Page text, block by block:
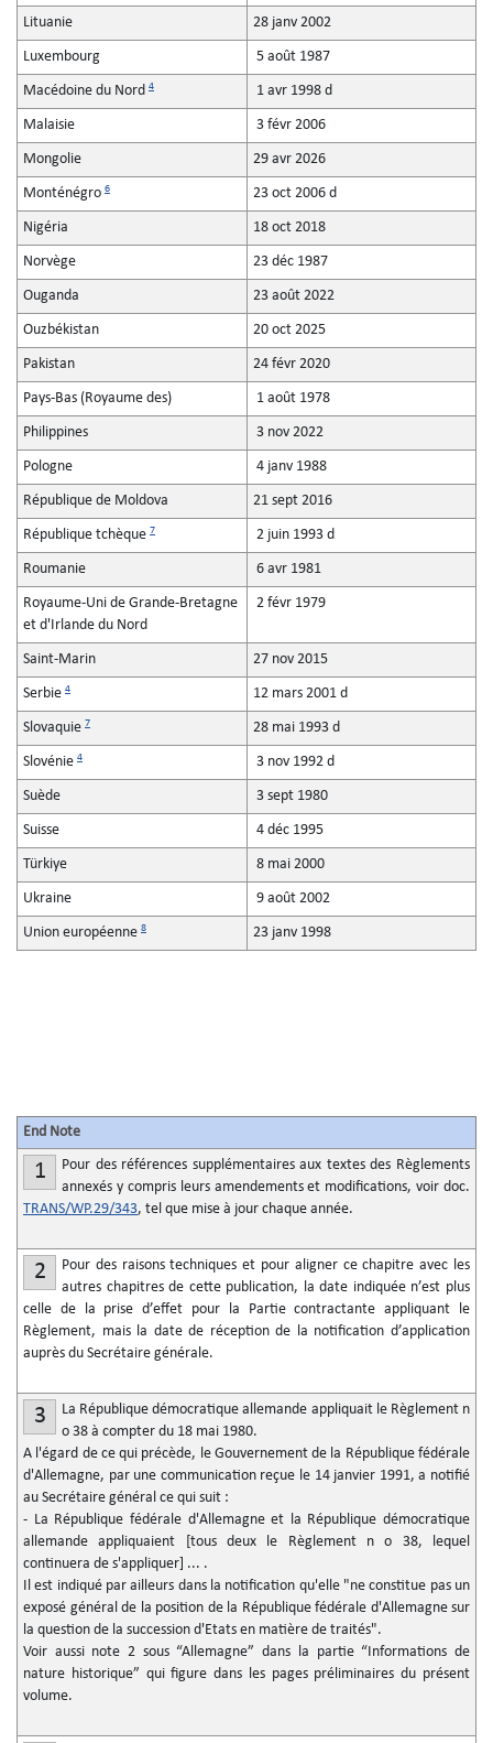
Lituanie 28 janv 2002
Luxembourg 5 août 1987
Macédoine du Nord 4 1 avr 1998 d
Malaisie 3 févr 2006
Mongolie 29 avr 2026
Monténégro 6 23 oct 2006 d
Nigéria 18 oct 2018
Norvège 23 déc 1987
Ouganda 23 août 2022
Ouzbékistan 20 oct 2025
Pakistan 24 févr 2020
Pays-Bas (Royaume des) 1 août 1978
Philippines 3 nov 2022
Pologne 4 janv 1988
République de Moldova 21 sept 2016
République tchèque 7 2 juin 1993 d
Roumanie 6 avr 1981
Royaume-Uni de Grande-Bretagne
et d'Irlande du Nord
2 févr 1979
Saint-Marin 27 nov 2015
Serbie 4 12 mars 2001 d
Slovaquie 7 28 mai 1993 d
Slovénie 4 3 nov 1992 d
Suède 3 sept 1980
Suisse 4 déc 1995
Türkiye 8 mai 2000
Ukraine 9 août 2002
Union européenne 8 23 janv 1998
End Note
1
Pour des références supplémentaires aux textes des Règlements
annexés y compris leurs amendements et modifications, voir doc.
TRANS/WP.29/343, tel que mise à jour chaque année.
2
Pour des raisons techniques et pour aligner ce chapitre avec les
autres chapitres de cette publication, la date indiquée n’est plus
celle de la prise d’effet pour la Partie contractante appliquant le
Règlement, mais la date de réception de la notification d’application
auprès du Secrétaire générale.
3
La République démocratique allemande appliquait le Règlement n
o 38 à compter du 18 mai 1980.
A l'égard de ce qui précède, le Gouvernement de la République fédérale
d'Allemagne, par une communication reçue le 14 janvier 1991, a notifié
au Secrétaire général ce qui suit :
- La République fédérale d'Allemagne et la République démocratique
allemande appliquaient [tous deux le Règlement no 38, lequel
continuera de s'appliquer] ... .
Il est indiqué par ailleurs dans la notification qu'elle "ne constitue pas un
exposé général de la position de la République fédérale d'Allemagne sur
la question de la succession d'Etats en matière de traités".
Voir aussi note 2 sous “Allemagne” dans la partie “Informations de
nature historique” qui figure dans les pages préliminaires du présent
volume.